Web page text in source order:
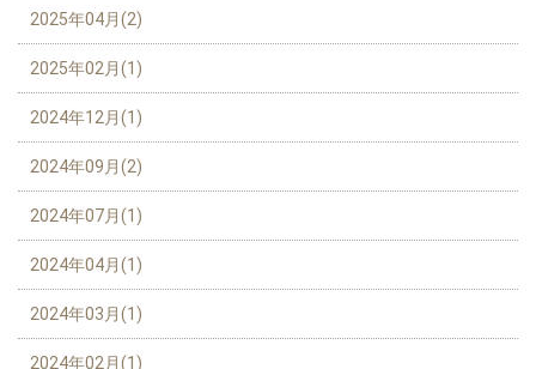
2025年04月(2)
2025年02月(1)
2024年12月(1)
2024年09月(2)
2024年07月(1)
2024年04月(1)
2024年03月(1)
2024年02月(1)